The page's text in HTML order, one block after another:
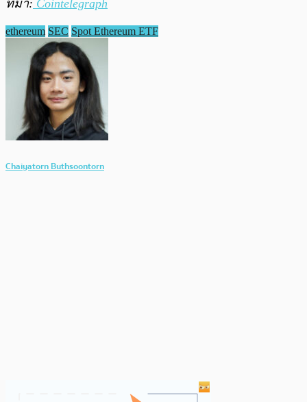
ที่มา: Cointelegraph
ethereum SEC Spot Ethereum ETF
Chaiyatorn Buthsoontorn